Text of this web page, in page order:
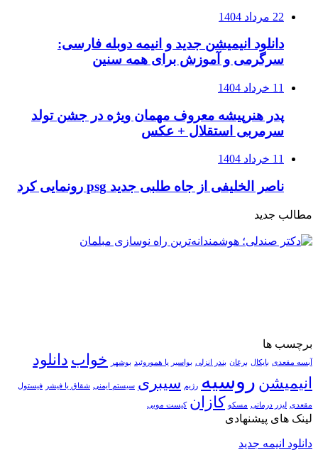
22 مرداد 1404
دانلود انیمیشن جدید و انیمه دوبله فارسی:
سرگرمی و آموزش برای همه سنین
11 خرداد 1404
پدر هنرپیشه معروف مهمان ویژه در جشن تولد
سرمربی استقلال + عکس
11 خرداد 1404
ناصر الخلیفی از جاه طلبی جدید psg رونمایی کرد
مطالب جدید
برچسب ها
آبسه مقعدی بایکال برغان بندر انزلی بواسیر یا هموروئید بوشهر خواب دانلود
انیمیشن روسیه رژیم سیبری سیستم ایمنی شقاق یا فیشر فیستول
مقعدی لیزر درمانی مسکو کازان کیست مویی
لینک های پیشنهادی
دانلود انیمه جدید